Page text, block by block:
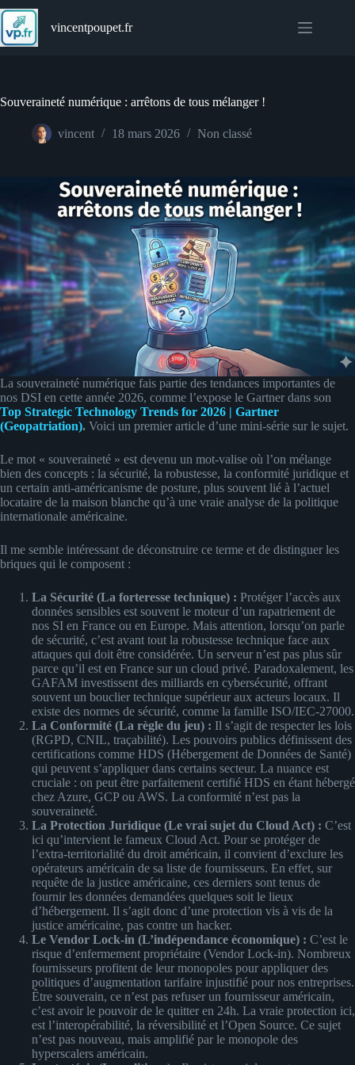
Passer
contenu
vincentpoupet.fr
Souveraineté numérique : arrêtons de tous mélanger !
vincent 18 mars 2026 Non classé
La souveraineté numérique fais partie des tendances importantes de
nos DSI en cette année 2026, comme l’expose le Gartner dans son
Top Strategic Technology Trends for 2026 | Gartner
(Geopatriation). Voici un premier article d’une mini-série sur le sujet.
Le mot « souveraineté » est devenu un mot-valise où l’on mélange
bien des concepts : la sécurité, la robustesse, la conformité juridique et
un certain anti-américanisme de posture, plus souvent lié à l’actuel
locataire de la maison blanche qu’à une vraie analyse de la politique
internationale américaine.
Il me semble intéressant de déconstruire ce terme et de distinguer les
briques qui le composent :
La Sécurité (La forteresse technique) : Protéger l’accès aux
données sensibles est souvent le moteur d’un rapatriement de
nos SI en France ou en Europe. Mais attention, lorsqu’on parle
de sécurité, c’est avant tout la robustesse technique face aux
attaques qui doit être considérée. Un serveur n’est pas plus sûr
parce qu’il est en France sur un cloud privé. Paradoxalement, les
GAFAM investissent des milliards en cybersécurité, offrant
souvent un bouclier technique supérieur aux acteurs locaux. Il
existe des normes de sécurité, comme la famille ISO/IEC-27000.
La Conformité (La règle du jeu) : Il s’agit de respecter les lois
(RGPD, CNIL, traçabilité). Les pouvoirs publics définissent des
certifications comme HDS (Hébergement de Données de Santé)
qui peuvent s’appliquer dans certains secteur. La nuance est
cruciale : on peut être parfaitement certifié HDS en étant hébergé
chez Azure, GCP ou AWS. La conformité n’est pas la
souveraineté.
La Protection Juridique (Le vrai sujet du Cloud Act) : C’est
ici qu’intervient le fameux Cloud Act. Pour se protéger de
l’extra-territorialité du droit américain, il convient d’exclure les
opérateurs américain de sa liste de fournisseurs. En effet, sur
requête de la justice américaine, ces derniers sont tenus de
fournir les données demandées quelques soit le lieux
d’hébergement. Il s’agit donc d’une protection vis à vis de la
justice américaine, pas contre un hacker.
Le Vendor Lock-in (L’indépendance économique) : C’est le
risque d’enfermement propriétaire (Vendor Lock-in). Nombreux
fournisseurs profitent de leur monopoles pour appliquer des
politiques d’augmentation tarifaire injustifié pour nos entreprises.
Être souverain, ce n’est pas refuser un fournisseur américain,
c’est avoir le pouvoir de le quitter en 24h. La vraie protection ici,
est l’interopérabilité, la réversibilité et l’Open Source. Ce sujet
n’est pas nouveau, mais amplifié par le monopole des
hyperscalers américain.